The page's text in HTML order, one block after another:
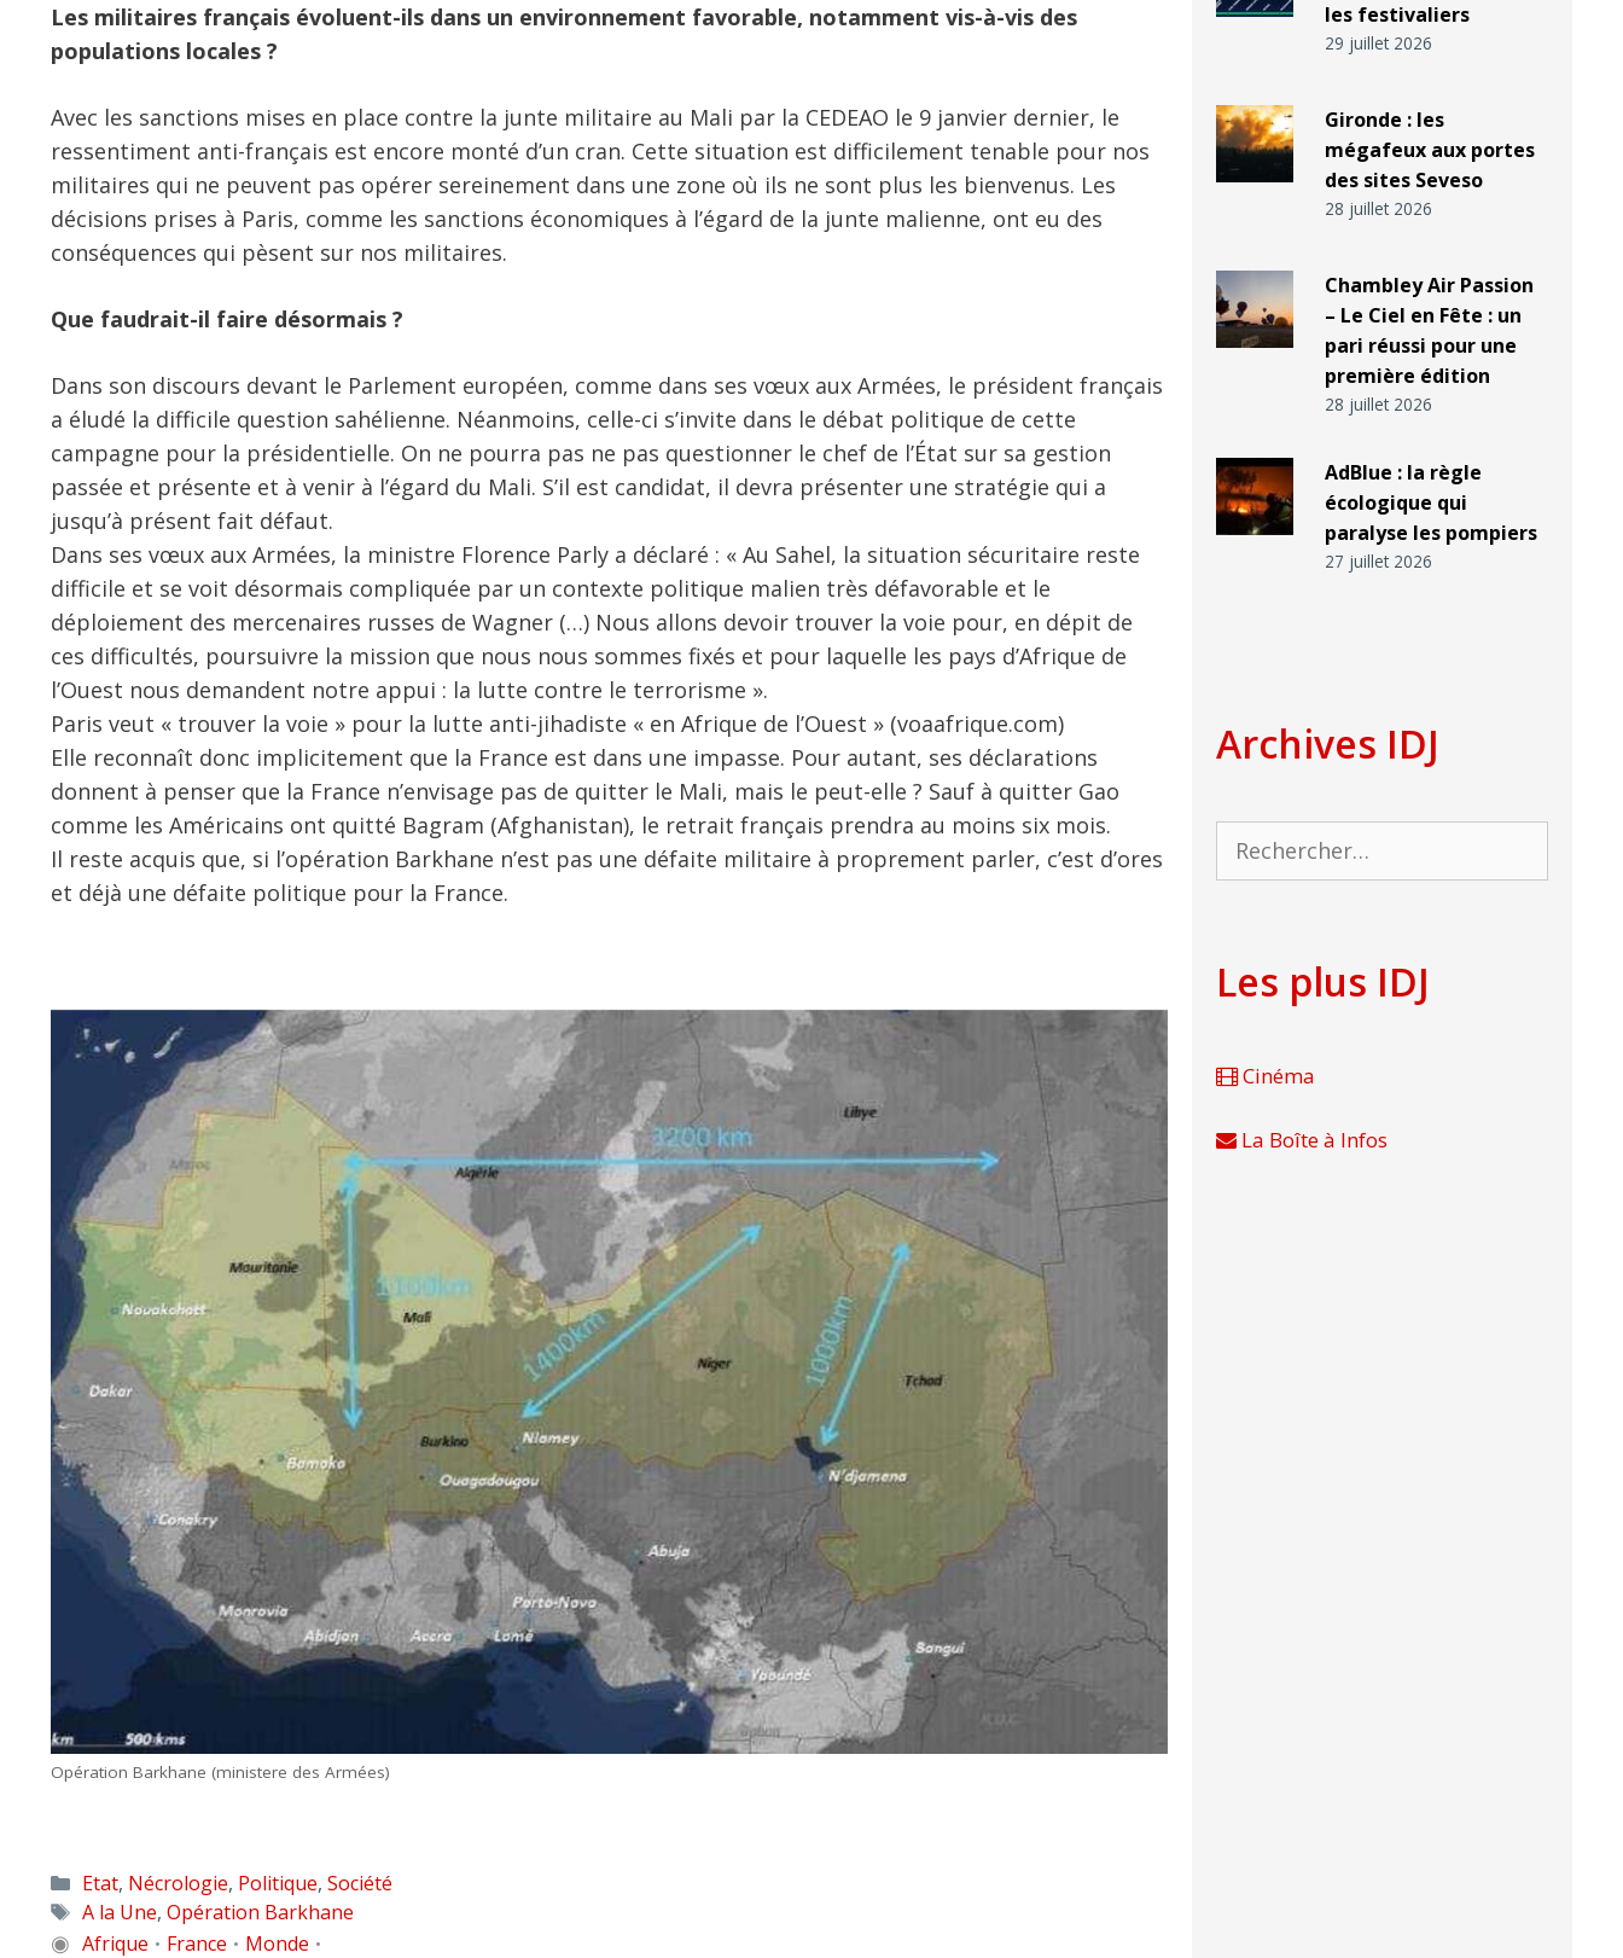
Les militaires français évoluent-ils dans un environnement favorable, notamment vis-à-vis des
populations locales ?
Avec les sanctions mises en place contre la junte militaire au Mali par la CEDEAO le 9 janvier dernier, le
ressentiment anti-français est encore monté d’un cran. Cette situation est difficilement tenable pour nos
militaires qui ne peuvent pas opérer sereinement dans une zone où ils ne sont plus les bienvenus. Les
décisions prises à Paris, comme les sanctions économiques à l’égard de la junte malienne, ont eu des
conséquences qui pèsent sur nos militaires.
Que faudrait-il faire désormais ?
Dans son discours devant le Parlement européen, comme dans ses vœux aux Armées, le président français
a éludé la difficile question sahélienne. Néanmoins, celle-ci s’invite dans le débat politique de cette
campagne pour la présidentielle. On ne pourra pas ne pas questionner le chef de l’État sur sa gestion
passée et présente et à venir à l’égard du Mali. S’il est candidat, il devra présenter une stratégie qui a
jusqu’à présent fait défaut.
Dans ses vœux aux Armées, la ministre Florence Parly a déclaré : « Au Sahel, la situation sécuritaire reste
difficile et se voit désormais compliquée par un contexte politique malien très défavorable et le
déploiement des mercenaires russes de Wagner (…) Nous allons devoir trouver la voie pour, en dépit de
ces difficultés, poursuivre la mission que nous nous sommes fixés et pour laquelle les pays d’Afrique de
l’Ouest nous demandent notre appui : la lutte contre le terrorisme ».
Paris veut « trouver la voie » pour la lutte anti-jihadiste « en Afrique de l’Ouest » (voaafrique.com)
Elle reconnaît donc implicitement que la France est dans une impasse. Pour autant, ses déclarations
donnent à penser que la France n’envisage pas de quitter le Mali, mais le peut-elle ? Sauf à quitter Gao
comme les Américains ont quitté Bagram (Afghanistan), le retrait français prendra au moins six mois.
Il reste acquis que, si l’opération Barkhane n’est pas une défaite militaire à proprement parler, c’est d’ores
et déjà une défaite politique pour la France.
Opération Barkhane (ministere des Armées)
Catégories
Etat, Nécrologie, Politique, Société
Étiquettes
A la Une, Opération Barkhane
◉ Afrique • France • Monde •
les festivaliers
29 juillet 2026
Gironde : les
mégafeux aux portes
des sites Seveso
28 juillet 2026
Chambley Air Passion
– Le Ciel en Fête : un
pari réussi pour une
première édition
28 juillet 2026
AdBlue : la règle
écologique qui
paralyse les pompiers
27 juillet 2026
Archives IDJ
Rechercher :
Les plus IDJ
Cinéma
La Boîte à Infos